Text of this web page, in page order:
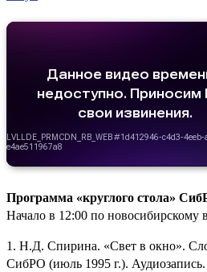
Программа «круглого стола»
Начало в 12:00 по
1. Н.Д. Спирина. «Свет в окно».
СибРО (июль 1995 г.). Аудиозапись.